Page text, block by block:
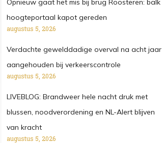
Opnieuw gaat het mis bij brug Roosteren: balk
hoogteportaal kapot gereden
augustus 5, 2026
Verdachte gewelddadige overval na acht jaar
aangehouden bij verkeerscontrole
augustus 5, 2026
LIVEBLOG: Brandweer hele nacht druk met
blussen, noodverordening en NL-Alert blijven
van kracht
augustus 5, 2026